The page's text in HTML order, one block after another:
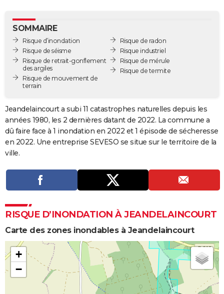
GUIDES D'ACHAT
BONS PLANS
CARTE DE VOEUX
Carte de Noël
Carte Bonne année
Carte Saint-Valentin
Carte Pâques
Carte d'anniversaire
Dictionnaire
Biographies
Citations
Expressions
Proverbes
PROGRAMME TV
COPAINS D'AVANT
S'inscrire
Se connecter
Lycées
Collèges
Primaires
Universités
Entreprises
Service militaire
Avis de recherche
AVIS DE DÉCÈS
Bricolage
Lifestyle
Culture
Sport
Auto
Television
Voyage
Cinema
SOMMAIRE
Risque d’inondation
Risque de séisme
Risque de retrait-gonflement
des argiles
Risque de mouvement de
terrain
Risque de radon
Risque industriel
Risque de mérule
Risque de termite
Jeandelaincourt a subi 11 catastrophes naturelles depuis les
années 1980, les 2 dernières datant de 2022. La commune a
dû faire face à 1 inondation en 2022 et 1 épisode de sécheresse
en 2022. Une entreprise SEVESO se situe sur le territoire de la
ville.
RISQUE D’INONDATION À JEANDELAINCOURT
Carte des zones inondables à Jeandelaincourt
+
−